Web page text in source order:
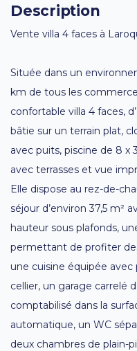
Description
Vente villa 4 faces à
Située dans un
km de tous les
confortable villa 4 faces,
bâtie sur un terrain plat,
avec puits, piscine de 8 x
avec terrasses et vue
Elle dispose au rez-de-
séjour d’environ 37,5 m²
hauteur sous plafonds,
permettant de profiter
une cuisine équipée
cellier, un garage carrelé
comptabilisé dans la
automatique, un WC
deux chambres de plain-